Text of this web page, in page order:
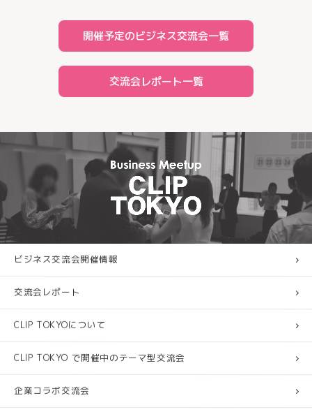
開催予定のビジネス交流会一覧
交流会レポート一覧
ビジネス交流会開催情報
交流会レポート
CLIP TOKYOについて
CLIP TOKYO で開催中のテーマ型交流会
企業コラボ交流会